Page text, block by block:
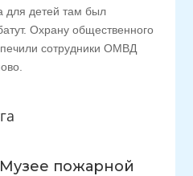
пожарной
для детей там был
Охрану общественного
сотрудники ОМВД